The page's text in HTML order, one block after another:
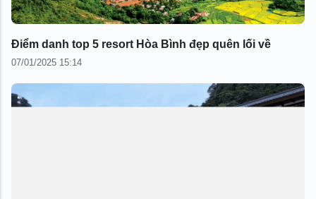
Điểm danh top 5 resort Hòa Bình đẹp quên lối về
07/01/2025 15:14